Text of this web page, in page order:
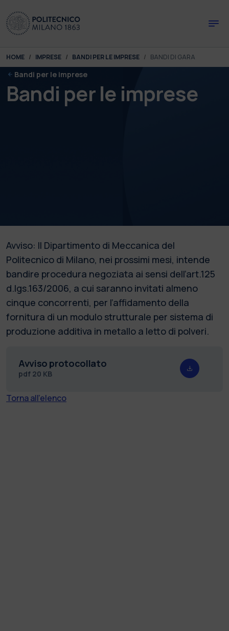
You are here:
HOME IMPRESE BANDI PER LE IMPRESE BANDI DI GARA
Bandi per le imprese
Bandi per le imprese
Avviso: Il Dipartimento di Meccanica del
Politecnico di Milano, nei prossimi mesi, intende
bandire procedura negoziata ai sensi dell’art.125
d.lgs.163/2006, a cui saranno invitati almeno
cinque concorrenti, per l’affidamento della
fornitura di un modulo strutturale per sistema di
produzione additiva in metallo a letto di polveri.
Avviso protocollato
pdf 20 KB
Torna all'elenco